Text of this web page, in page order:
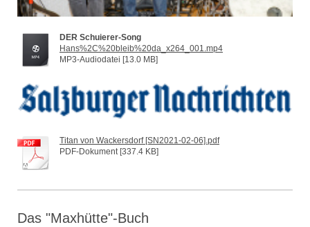
DER Schuierer-Song
Hans%2C%20bleib%20da_x264_001.mp4
MP3-Audiodatei [13.0 MB]
Titan von Wackersdorf [SN2021-02-06].pdf
PDF-Dokument [337.4 KB]
Das "Maxhütte"-Buch